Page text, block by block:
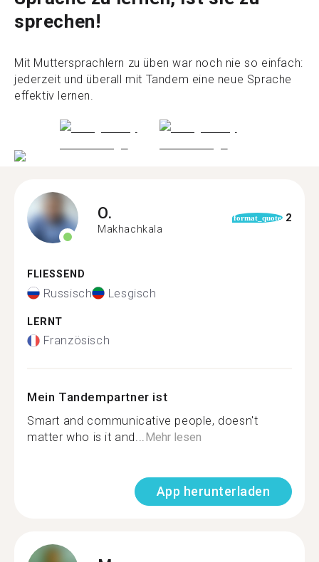
sprechen!
Mit Muttersprachlern zu üben war noch nie so einfach:
jederzeit und überall mit Tandem eine neue Sprache
effektiv lernen.
O.
Makhachkala
format_quote 2
FLIESSEND
Russisch Lesgisch
LERNT
Französisch
Mein Tandempartner ist
Smart and communicative people, doesn't
matter who is it and...Mehr lesen
App herunterladen